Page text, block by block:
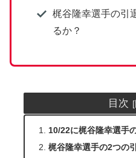
梶谷隆幸選手の引
るか？
目次
10/22に梶谷隆幸選手
梶谷隆幸選手の2つの